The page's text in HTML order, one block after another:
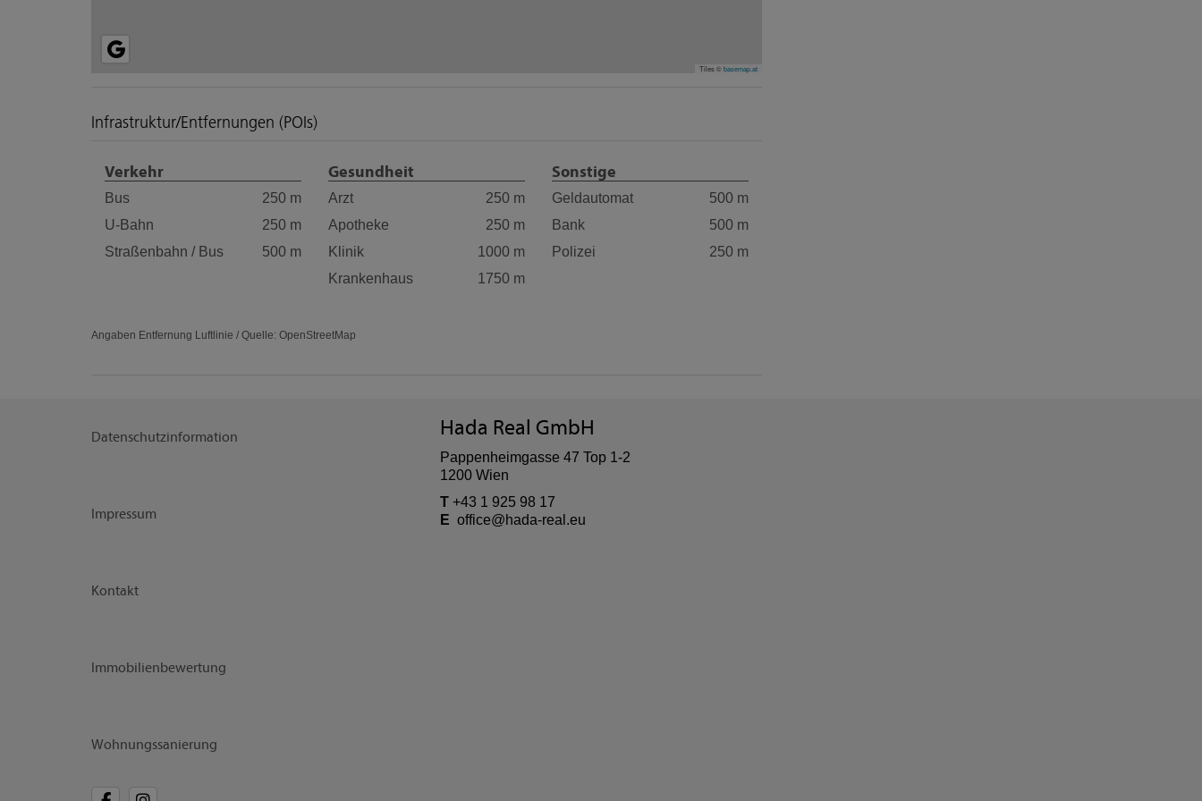
Tiles ©basemap.at
Infrastruktur/Entfernungen (POIs)
Verkehr
Bus
250 m
U-Bahn
250 m
Straßenbahn / Bus
500 m
Gesundheit
Arzt
250 m
Apotheke
250 m
Klinik
1000 m
Krankenhaus
1750 m
Sonstige
Geldautomat
500 m
Bank
500 m
Polizei
250 m
Angaben Entfernung Luftlinie / Quelle: OpenStreetMap
Datenschutzinformation
Impressum
Kontakt
Immobilienbewertung
Wohnungssanierung
Hada Real GmbH
Pappenheimgasse 47 Top 1-2
1200 Wien
T +43 1 925 98 17
E office@hada-real.eu